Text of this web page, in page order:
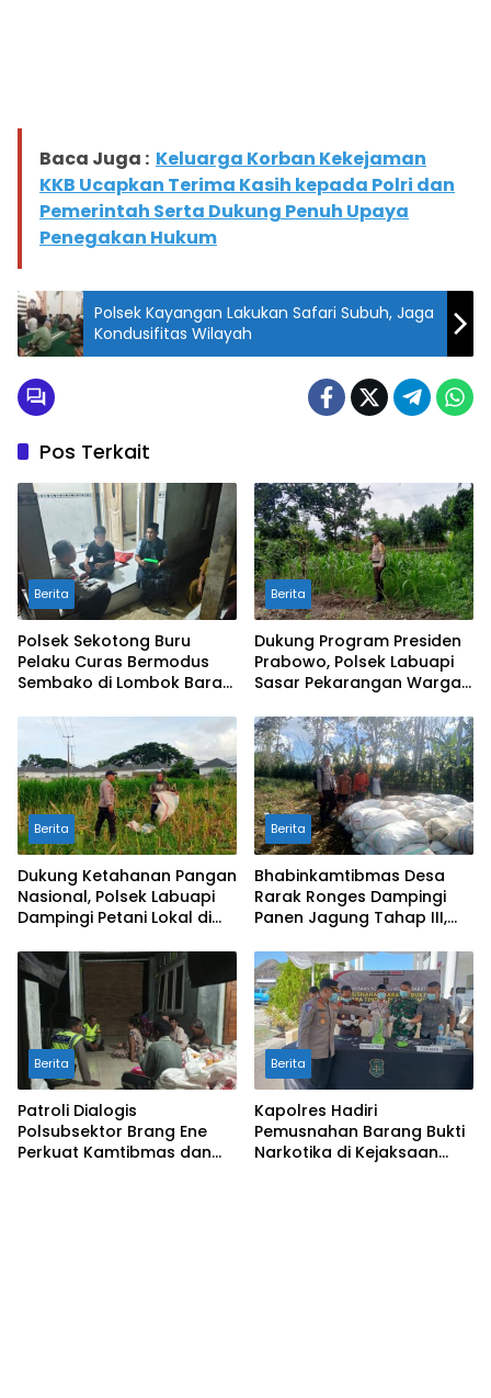
Baca Juga : Keluarga Korban Kekejaman
KKB Ucapkan Terima Kasih kepada Polri dan
Pemerintah Serta Dukung Penuh Upaya
Penegakan Hukum
Polsek Kayangan Lakukan Safari Subuh, Jaga
Kondusifitas Wilayah
Pos Terkait
Berita
Polsek Sekotong Buru
Pelaku Curas Bermodus
Sembako di Lombok Barat,
Hoaks
Berita
Dukung Program Presiden
Prabowo, Polsek Labuapi
Sasar Pekarangan Warga
Berita
Dukung Ketahanan Pangan
Nasional, Polsek Labuapi
Dampingi Petani Lokal di
Berita
Bhabinkamtibmas Desa
Rarak Ronges Dampingi
Panen Jagung Tahap III,
Terserap Pasar
Berita
Patroli Dialogis
Polsubsektor Brang Ene
Perkuat Kamtibmas dan
Berita
Kapolres Hadiri
Pemusnahan Barang Bukti
Narkotika di Kejaksaan